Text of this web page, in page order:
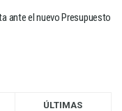
ante el nuevo Presupuesto
ÚLTIMAS